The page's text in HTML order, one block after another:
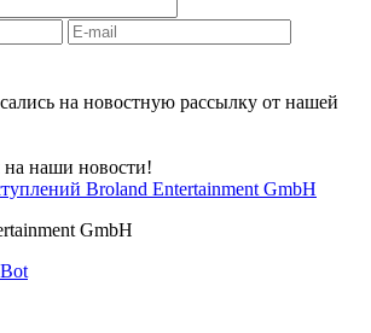
на новостную рассылку от нашей
наши новости!
GmbH